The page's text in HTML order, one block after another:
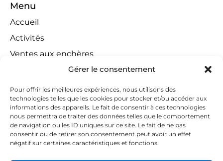
Gérer le consentement
Pour offrir les meilleures expériences, nous utilisons des
technologies telles que les cookies pour stocker et/ou accéder aux
informations des appareils. Le fait de consentir à ces technologies
nous permettra de traiter des données telles que le comportement
de navigation ou les ID uniques sur ce site. Le fait de ne pas
consentir ou de retirer son consentement peut avoir un effet
négatif sur certaines caractéristiques et fonctions.
Menu
Accueil
Activités
Ventes aux enchères
Compétences territoriales
Jeux concours
Liens
Contact
Contactez-nous
huissiers@tapella-nilles.lu